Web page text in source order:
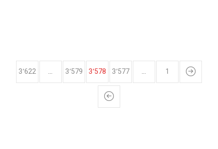
1
… 3٬577 3٬578 3٬579 … 3٬622